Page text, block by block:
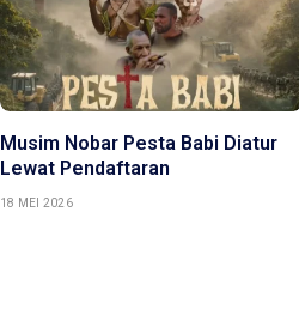
Musim Nobar Pesta Babi Diatur
Lewat Pendaftaran
18 MEI 2026